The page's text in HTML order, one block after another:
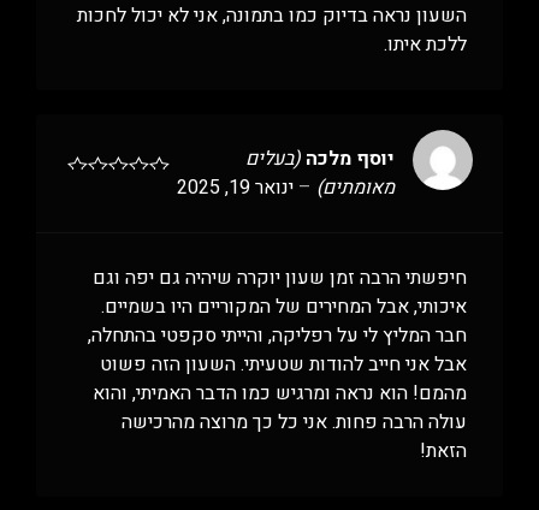
השעון נראה בדיוק כמו בתמונה, אני לא יכול לחכות
ללכת איתו.
יוסף מלכה (בעלים
מאומתים) – ינואר 19, 2025
חיפשתי הרבה זמן שעון יוקרה שיהיה גם יפה וגם
איכותי, אבל המחירים של המקוריים היו בשמיים.
חבר המליץ לי על רפליקה, והייתי סקפטי בהתחלה,
אבל אני חייב להודות שטעיתי. השעון הזה פשוט
מהמם! הוא נראה ומרגיש כמו הדבר האמיתי, והוא
עולה הרבה פחות. אני כל כך מרוצה מהרכישה
הזאת!